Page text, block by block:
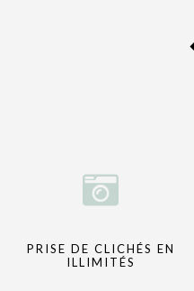
PRISE DE CLICHÉS EN
ILLIMITÉS